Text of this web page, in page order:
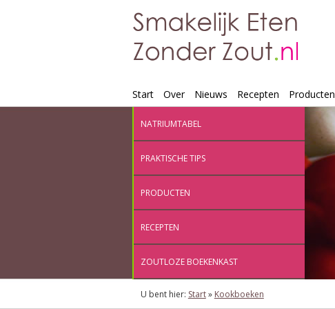
Start Over Nieuws Recepten Producten
NATRIUMTABEL
PRAKTISCHE TIPS
PRODUCTEN
RECEPTEN
ZOUTLOZE BOEKENKAST
U bent hier: Start» Kookboeken